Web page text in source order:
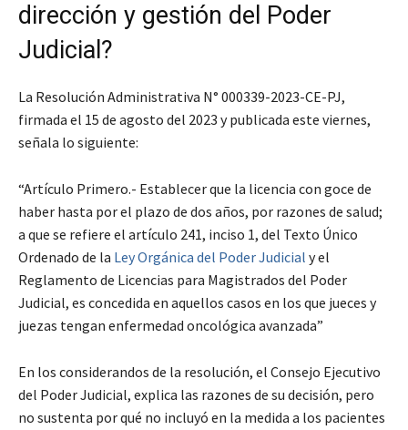
dirección y gestión del Poder
Judicial?
La Resolución Administrativa N° 000339-2023-CE-PJ,
firmada el 15 de agosto del 2023 y publicada este viernes,
señala lo siguiente:
“Artículo Primero.- Establecer que la licencia con goce de
haber hasta por el plazo de dos años, por razones de salud;
a que se refiere el artículo 241, inciso 1, del Texto Único
Ordenado de la Ley Orgánica del Poder Judicial y el
Reglamento de Licencias para Magistrados del Poder
Judicial, es concedida en aquellos casos en los que jueces y
juezas tengan enfermedad oncológica avanzada”
En los considerandos de la resolución, el Consejo Ejecutivo
del Poder Judicial, explica las razones de su decisión, pero
no sustenta por qué no incluyó en la medida a los pacientes